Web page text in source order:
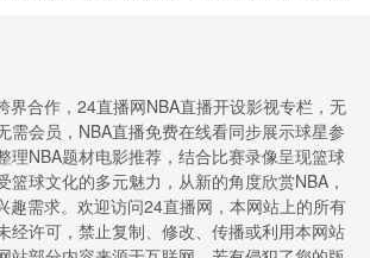
界合作，24直播网NBA直播开设影视专栏，无
需会员，NBA直播免费在线看同步展示球星参
理NBA题材电影推荐，结合比赛录像呈现篮球
篮球文化的多元魅力，从新的角度欣赏NBA，
趣需求。欢迎访问24直播网，本网站上的所有
经许可，禁止复制、修改、传播或利用本网站